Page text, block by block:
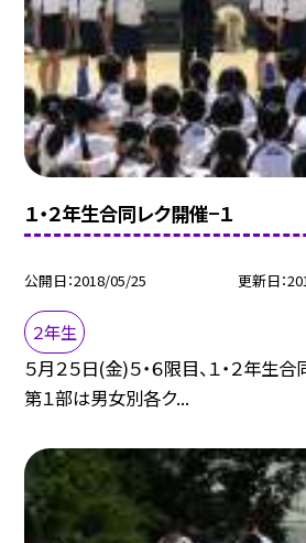
１・２年生合同レク開催−１
公開日 2018/05/25 更新日
２年生
５月２５日(金)５・６限目、１・２年生
第１部は男女別各ク...